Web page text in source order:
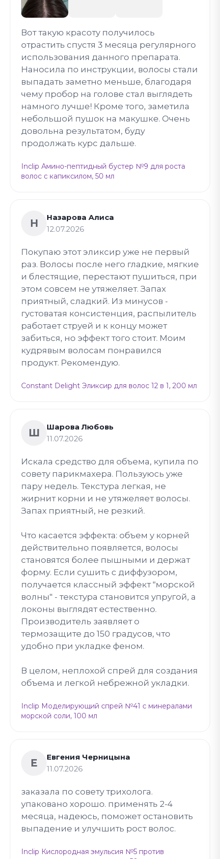
Вот такую красоту получилось
отрастить спустя 3 месяца регулярного
использования данного препарата.
Наносила по инструкции, волосы стали
выпадать заметно меньше, благодаря
чему пробор на голове стал выглядеть
намного лучше! Кроме того, заметила
небольшой пушок на макушке. Очень
довольна результатом, буду
продолжать курс дальше.
Inclip Амино-пептидный бустер №9 для роста
волос с капиксилом, 50 мл
Н
Назарова Алиса
12.07.2026
Покупаю этот эликсир уже не первый
раз. Волосы после него гладкие, мягкие
и блестящие, перестают пушиться, при
этом совсем не утяжеляет. Запах
приятный, сладкий. Из минусов -
густоватая консистенция, распылитель
работает струей и к концу может
забиться, но эффект того стоит. Моим
кудрявым волосам понравился
продукт. Рекомендую.
Constant Delight Эликсир для волос 12 в 1, 200 мл
Ш
Шарова Любовь
11.07.2026
Искала средство для объема, купила по
совету парикмахера. Пользуюсь уже
пару недель. Текстура легкая, не
жирнит корни и не утяжеляет волосы.
Запах приятный, не резкий.
Что касается эффекта: объем у корней
действительно появляется, волосы
становятся более пышными и держат
форму. Если сушить с диффузором,
получается классный эффект "морской
волны" - текстура становится упругой, а
локоны выглядят естественно.
Производитель заявляет о
термозащите до 150 градусов, что
удобно при укладке феном.
В целом, неплохой спрей для создания
объема и легкой небрежной укладки.
Inclip Моделирующий спрей №41 с минералами
морской соли, 100 мл
Е
Евгения Черницына
11.07.2026
заказала по совету трихолога.
упаковано хорошо. применять 2-4
месяца, надеюсь, поможет остановить
выпадение и улучшить рост волос.
Inclip Кислородная эмульсия №5 против